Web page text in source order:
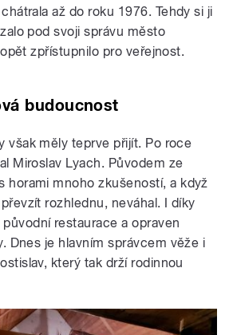
až do roku 1976. Tehdy si ji
pod svoji správu město
zpřístupnilo pro veřejnost.
budoucnost
však měly teprve přijít. Po roce
Miroslav Lyach. Původem ze
horami mnoho zkušeností, a když
rozhlednu, neváhal. I díky
restaurace a opraven
Dnes je hlavním správcem věže i
který tak drží rodinnou